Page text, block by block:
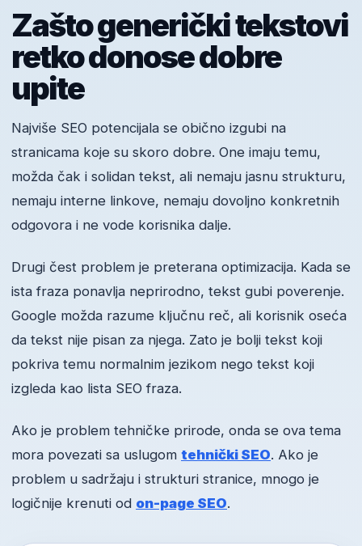
Zašto generički tekstovi
retko donose dobre
upite
Najviše SEO potencijala se obično izgubi na
stranicama koje su skoro dobre. One imaju temu,
možda čak i solidan tekst, ali nemaju jasnu strukturu,
nemaju interne linkove, nemaju dovoljno konkretnih
odgovora i ne vode korisnika dalje.
Drugi čest problem je preterana optimizacija. Kada se
ista fraza ponavlja neprirodno, tekst gubi poverenje.
Google možda razume ključnu reč, ali korisnik oseća
da tekst nije pisan za njega. Zato je bolji tekst koji
pokriva temu normalnim jezikom nego tekst koji
izgleda kao lista SEO fraza.
Ako je problem tehničke prirode, onda se ova tema
mora povezati sa uslugom tehnički SEO. Ako je
problem u sadržaju i strukturi stranice, mnogo je
logičnije krenuti od on-page SEO.